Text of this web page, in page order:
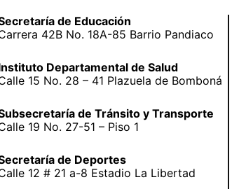
de Educación
42B No. 18A-85 Barrio Pandiaco
Departamental de Salud
15 No. 28 – 41 Plazuela de Bomboná
de Tránsito y Transporte
19 No. 27-51 – Piso 1
de Deportes
12 # 21 a-8 Estadio La Libertad